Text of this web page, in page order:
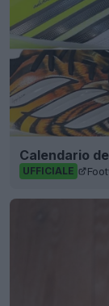
Calendario
UFFICIALE